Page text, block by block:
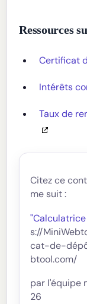
Ressources
Certificat
Intérêts
Taux de
Citez ce
me suit :
s://
cat-de-
btool.com/
par l'équipe
26